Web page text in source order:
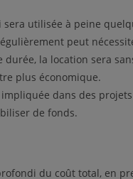
sera utilisée à peine
peut
durée, la location sera
plus économique.
impliquée dans des
de fonds.
du coût total, en